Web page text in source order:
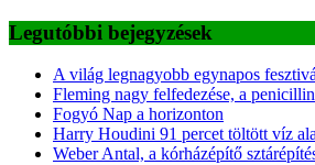
Legutóbbi bejegyzések
A világ legnagyobb egynapos
Fleming nagy felfedezése, a penicillin
Fogyó Nap a horizonton
Harry Houdini 91 percet töltött víz
Weber Antal, a kórházépítő